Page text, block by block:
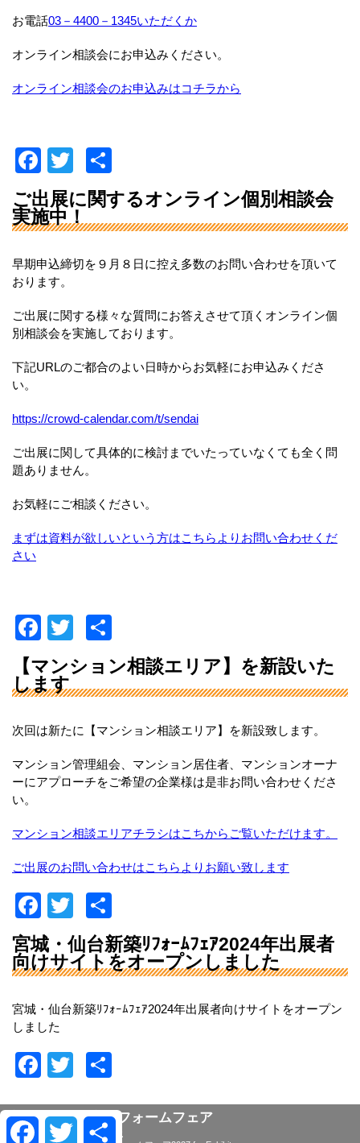
お電話03－4400－1345いただくか
オンライン相談会にお申込みください。
オンライン相談会のお申込みはコチラから
F
a
c
e
b
o
o
k
wi
tt
er
有
ご出展に関するオンライン個別相談会
実施中！
早期申込締切を９月８日に控え多数のお問い合わせを頂いて
おります。
ご出展に関する様々な質問にお答えさせて頂くオンライン個
別相談会を実施しております。
下記URLのご都合のよい日時からお気軽にお申込みくださ
い。
https://crowd-calendar.com/t/sendai
ご出展に関して具体的に検討までいたっていなくても全く問
題ありません。
お気軽にご相談ください。
まずは資料が欲しいという方はこちらよりお問い合わせくだ
さい
F
a
c
e
b
o
o
wi
tt
er
有
【マンション相談エリア】を新設いた
します
次回は新たに【マンション相談エリア】を新設致します。
マンション管理組会、マンション居住者、マンションオーナ
ーにアプローチをご希望の企業様は是非お問い合わせくださ
い。
マンション相談エリアチラシはこちからご覧いただけます。
ご出展のお問い合わせはこちらよりお願い致します
F
a
c
e
b
o
o
k
wi
tt
er
有
宮城・仙台新築ﾘﾌｫｰﾑﾌｪｱ2024年出展者
向けサイトをオープンしました
宮城・仙台新築ﾘﾌｫｰﾑﾌｪｱ2024年出展者向けサイトをオープン
しました
F
c
tt
Facebook Twitter
共
有
宮城・仙台住宅リフォームフェア
主催：リフォーム産業新聞社